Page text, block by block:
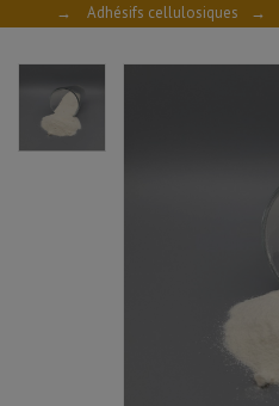
→
Adhésifs cellulosiques →